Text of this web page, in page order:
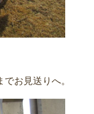
お見送りへ。